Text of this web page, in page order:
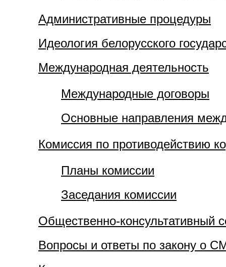
Административные процедуры
Идеология белорусского
Международная деятельность
Международные договоры
Основные направления
Комиссия по противодействию
Планы комиссии
Заседания комиссии
Общественно-консультативный
Вопросы и ответы по закону о